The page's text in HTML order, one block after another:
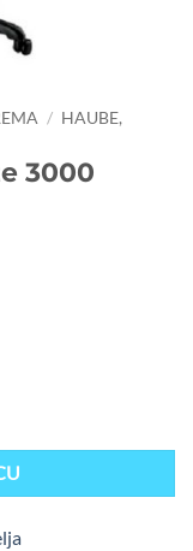
/ HAUBE,
3000